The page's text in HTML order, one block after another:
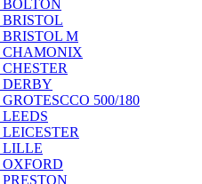
BOLTON
BRISTOL
BRISTOL M
CHAMONIX
DERBY
500/180
LEEDS
LILLE
OXFORD